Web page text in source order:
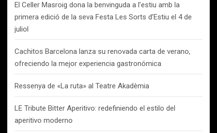
El Celler Masroig dona la benvinguda a l’estiu amb la
primera edició de la seva Festa Les Sorts d’Estiu el 4 de
juliol
Cachitos Barcelona lanza su renovada carta de verano,
ofreciendo la mejor experiencia gastronómica
Ressenya de «La ruta» al Teatre Akadèmia
LE Tribute Bitter Aperitivo: redefiniendo el estilo del
aperitivo moderno